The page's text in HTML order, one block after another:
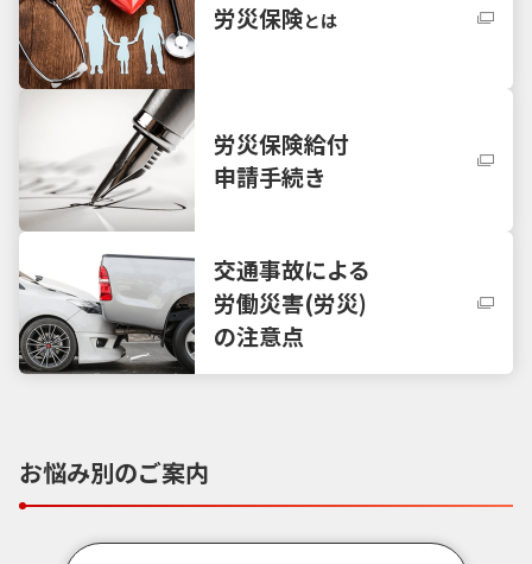
労災保険とは
労災保険給付
申請手続き
交通事故による
労働災害(労災)
の注意点
お悩み別のご案内